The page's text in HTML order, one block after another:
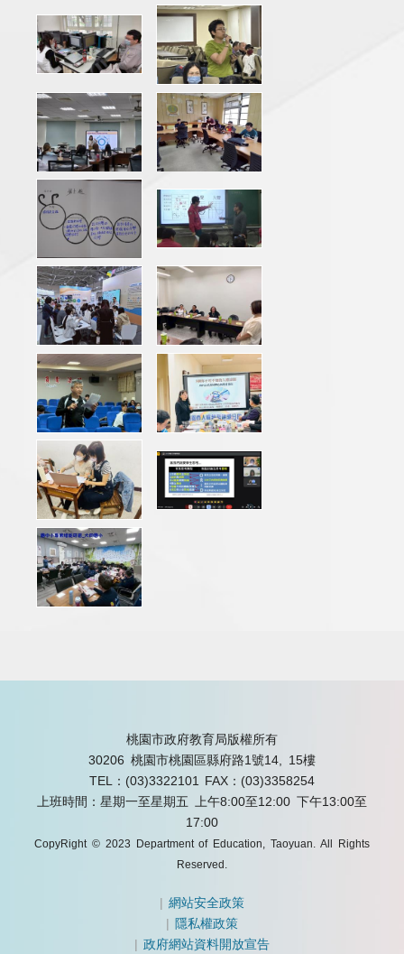
桃園市政府教育局版權所有
30206 桃園市桃園區縣府路1號14, 15樓
TEL：(03)3322101
FAX：(03)3358254
上班時間：星期一至星期五 上午8:00至12:00 下午13:00至
17:00
CopyRight © 2023 Department of Education, Taoyuan. All Rights
Reserved.
|網站安全政策
| 隱私權政策
|政府網站資料開放宣告